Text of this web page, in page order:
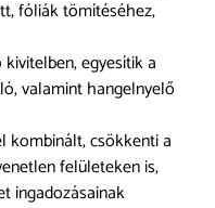
fóliák tömítéséhez,
egyesítik a
valamint hangelnyelő
kombinált, csökkenti a
felületeken is,
ingadozásainak